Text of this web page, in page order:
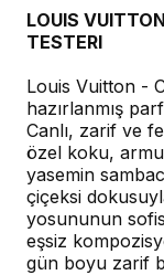
LOUIS
TESTERI
Louis Vuitton -
hazırlanmış
Canlı, zarif ve
özel koku,
yasemin
çiçeksi
yosununun
eşsiz
gün boyu zarif